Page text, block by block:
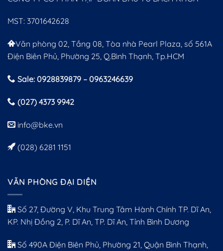
MST: 3701642628
Văn phòng 02, Tầng 08, Tòa nhà Pearl Plaza, số 561A
Điện Biên Phủ, Phường 25, Q.Bình Thạnh, Tp.HCM
Sale: 0928839879 – 0963246639
(027) 4373 9942
info@bke.vn
(028) 6281 1151
VĂN PHÒNG ĐẠI DIỆN
Số 27, Đường V, Khu Trung Tâm Hành Chính TP. Dĩ An,
KP. Nhị Đồng 2, P. Dĩ An, TP. Dĩ An, Tỉnh Bình Dương
Số 490A Điện Biên Phủ, Phường 21, Quận Bình Thạnh,